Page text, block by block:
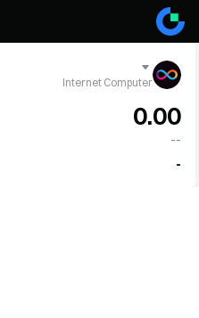
Internet Computer
0.00
--
-